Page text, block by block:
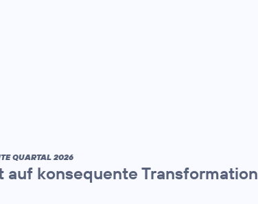
QUARTAL 2026
konsequente Transformation